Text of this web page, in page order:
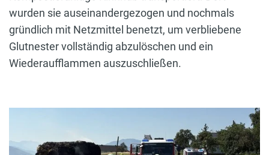
wurden sie auseinandergezogen und nochmals
gründlich mit Netzmittel benetzt, um verbliebene
Glutnester vollständig abzulöschen und ein
Wiederaufflammen auszuschließen.